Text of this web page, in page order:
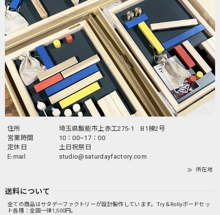
住所
埼玉県飯能市上赤工275-1 B1棟2号
営業時間
10：00~17：00
定休日
土日祝祭日
E-mail
studio@saturdayfactory.com
所在地
送料について
全ての商品はサタデーファクトリーが設計製作しています。Try＆Rollyボードセッ
ト各種：全国一律1,500円。